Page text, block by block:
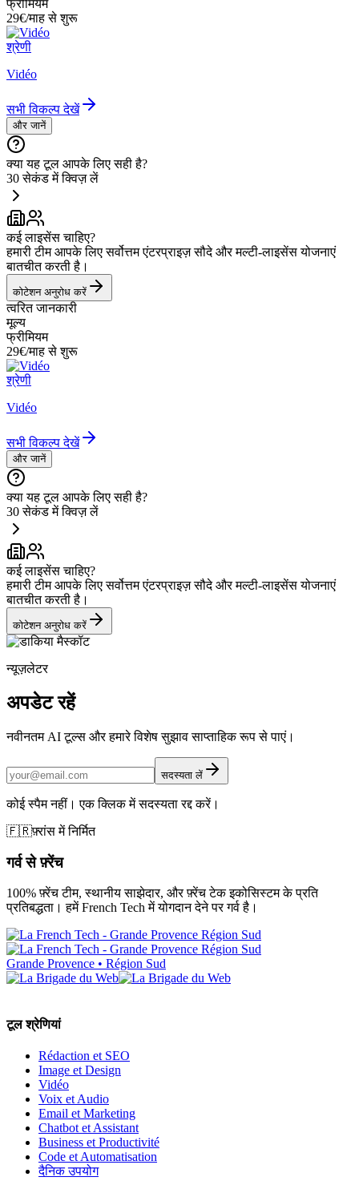
फ्रीमियम
29€/माह से शुरू
श्रेणी
Vidéo
सभी विकल्प देखें
और जानें
क्या यह टूल आपके लिए सही है?
30 सेकंड में क्विज़ लें
कई लाइसेंस चाहिए?
हमारी टीम आपके लिए सर्वोत्तम एंटरप्राइज़ सौदे और मल्टी-लाइसेंस योजनाएं
बातचीत करती है।
कोटेशन अनुरोध करें
त्वरित जानकारी
मूल्य
फ्रीमियम
29€/माह से शुरू
श्रेणी
Vidéo
सभी विकल्प देखें
और जानें
क्या यह टूल आपके लिए सही है?
30 सेकंड में क्विज़ लें
कई लाइसेंस चाहिए?
हमारी टीम आपके लिए सर्वोत्तम एंटरप्राइज़ सौदे और मल्टी-लाइसेंस योजनाएं
बातचीत करती है।
कोटेशन अनुरोध करें
न्यूज़लेटर
अपडेट रहें
नवीनतम AI टूल्स और हमारे विशेष सुझाव साप्ताहिक रूप से पाएं।
सदस्यता लें
कोई स्पैम नहीं। एक क्लिक में सदस्यता रद्द करें।
🇫🇷फ़्रांस में निर्मित
गर्व से फ़्रेंच
100% फ़्रेंच टीम, स्थानीय साझेदार, और फ़्रेंच टेक इकोसिस्टम के प्रति
प्रतिबद्धता। हमें French Tech में योगदान देने पर गर्व है।
Grande Provence • Région Sud
टूल श्रेणियां
Rédaction et SEO
Image et Design
Vidéo
Voix et Audio
Email et Marketing
Chatbot et Assistant
Business et Productivité
Code et Automatisation
दैनिक उपयोग